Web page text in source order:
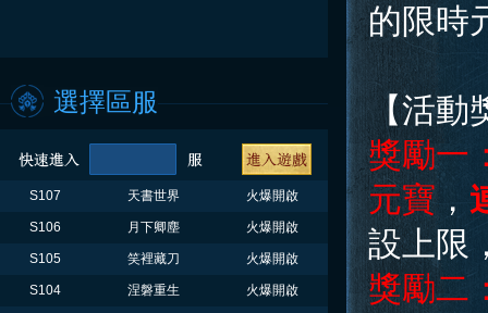
選擇區服
S107 天書世界 火爆開啟
S106 月下卿塵 火爆開啟
S105 笑裡藏刀 火爆開啟
S104 涅磐重生 火爆開啟
的限時
【活動
獎勵一
元寶 ，
設上限
獎勵二